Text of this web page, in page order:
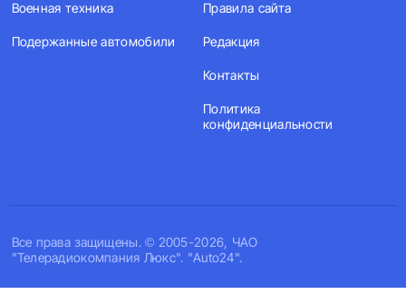
Все права защищены. © 2005-2026, ЧАО
"Телерадиокомпания Люкс". "Auto24".
Военная техника
Подержанные автомобили
Правила сайта
Редакция
Контакты
Политика
конфиденциальности